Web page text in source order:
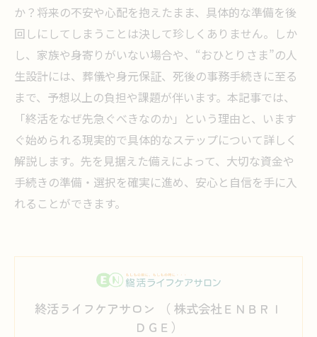
か？将来の不安や心配を抱えたまま、具体的な準備を後
回しにしてしまうことは決して珍しくありません。しか
し、家族や身寄りがいない場合や、“おひとりさま”の人
生設計には、葬儀や身元保証、死後の事務手続きに至る
まで、予想以上の負担や課題が伴います。本記事では、
「終活をなぜ先急ぐべきなのか」という理由と、います
ぐ始められる現実的で具体的なステップについて詳しく
解説します。先を見据えた備えによって、大切な資金や
手続きの準備・選択を確実に進め、安心と自信を手に入
れることができます。
終活ライフケアサロン （ 株式会社ＥＮＢＲＩ
ＤＧＥ）